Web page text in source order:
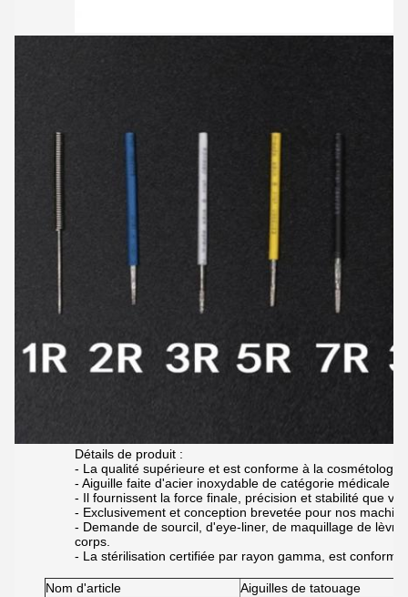
Détails de produit :
- La qualité supérieure et est conforme à la
- Aiguille faite d'acier inoxydable de catégorie médicale
- Il fournissent la force finale, précision et stabilité que
- Exclusivement et conception brevetée pour nos
- Demande de sourcil, d'eye-liner, de maquillage de
corps.
- La stérilisation certifiée par rayon gamma, est
Nom d'article
Aiguilles de tatouage